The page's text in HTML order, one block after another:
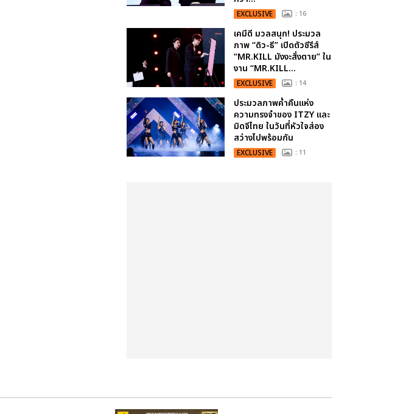
EXCLUSIVE : 16
เคมีดี มวลสนุก! ประมวล
ภาพ “ดิว-ธี” เปิดตัวซีรีส์
“MR.KILL มังงะสั่งตาย” ใน
งาน “MR.KILL...
EXCLUSIVE : 14
ประมวลภาพค่ำคืนแห่ง
ความทรงจำของ ITZY และ
มิดจีไทย ในวันที่หัวใจส่อง
สว่างไปพร้อมกัน
EXCLUSIVE : 11